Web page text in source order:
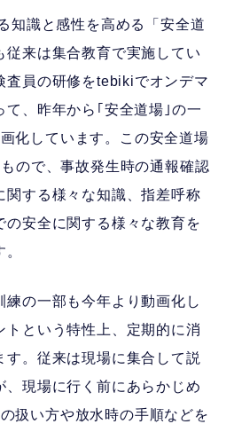
知識と感性を高める「安全道
従来は集合教育で実施してい
査員の研修をtebikiでオンデマ
て、昨年から｢安全道場｣の一
化しています。この安全道場
ので、事故発生時の通報確認
関する様々な知識、指差呼称
の安全に関する様々な教育を
練の一部も今年より動画化し
トという特性上、定期的に消
す。従来は現場に集合して説
、現場に行く前にあらかじめ
扱い方や放水時の手順などを